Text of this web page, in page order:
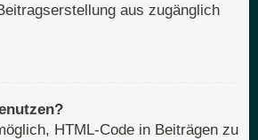
aus zugänglich
HTML-Code in Beiträgen zu